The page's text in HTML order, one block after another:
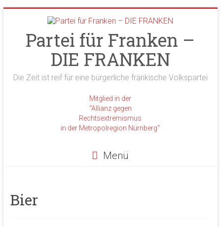
springenPartei für Franken –
DIE FRANKEN
Die Zeit ist reif für eine bürgerliche fränkische Volkspartei
Mitglied in der
"Allianz gegen
Rechtsextremismus
in der Metropolregion Nürnberg"
Menü
Bier